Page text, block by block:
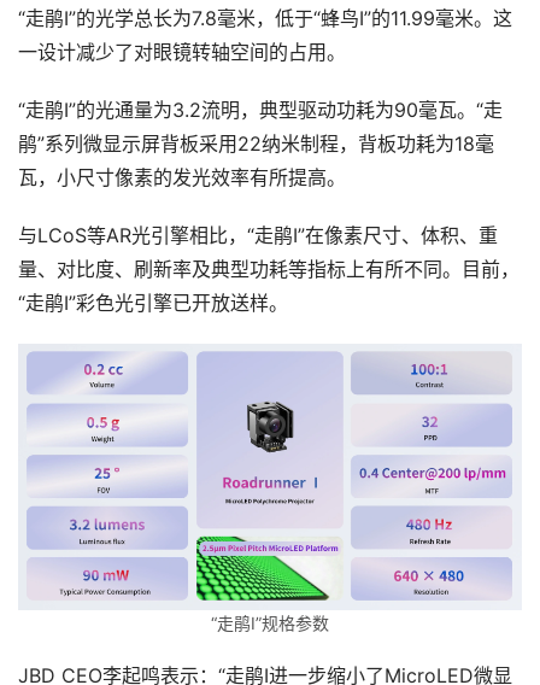
首
行
业
态
应
闻
V
备
名
观
登录 注册
“走鹃Ⅰ”的光学总长为7.8毫米，低于“蜂鸟Ⅰ”的11.99毫米。这
一设计减少了对眼镜转轴空间的占用。
“走鹃Ⅰ”的光通量为3.2流明，典型驱动功耗为90毫瓦。“走
鹃”系列微显示屏背板采用22纳米制程，背板功耗为18毫
瓦，小尺寸像素的发光效率有所提高。
与LCoS等AR光引擎相比，“走鹃Ⅰ”在像素尺寸、体积、重
量、对比度、刷新率及典型功耗等指标上有所不同。目前，
“走鹃Ⅰ”彩色光引擎已开放送样。
“走鹃Ⅰ”规格参数
JBD CEO李起鸣表示：“走鹃Ⅰ进一步缩小了MicroLED微显